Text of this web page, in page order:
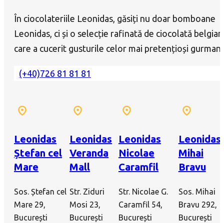
În ciocolateriile Leonidas, găsiți nu doar bomboane
Leonidas, ci și o selecție rafinată de ciocolată
care a cucerit gusturile celor mai pretențioși
(+40)726 81 81 81
Leonidas
Ștefan cel
Mare
Sos. Ștefan cel
Mare 29,
București
Leonidas
Veranda
Mall
Str. Ziduri
Mosi 23,
București
Leonidas
Nicolae
Caramfil
Str. Nicolae G.
Caramfil 54,
București
Leonidas
Mihai
Bravu
Sos. Mihai
Bravu 292,
București